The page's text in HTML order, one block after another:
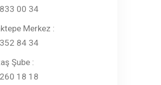
00 34
Merkez :
84 34
Şube :
18 18